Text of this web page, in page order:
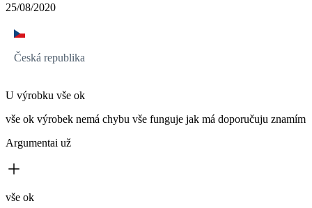
25/08/2020
Česká republika
U výrobku vše ok
vše ok výrobek nemá chybu vše funguje jak má doporučuju znamím
Argumentai už
vše ok